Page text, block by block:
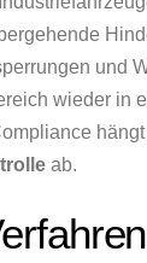
und
wieder in
ab.